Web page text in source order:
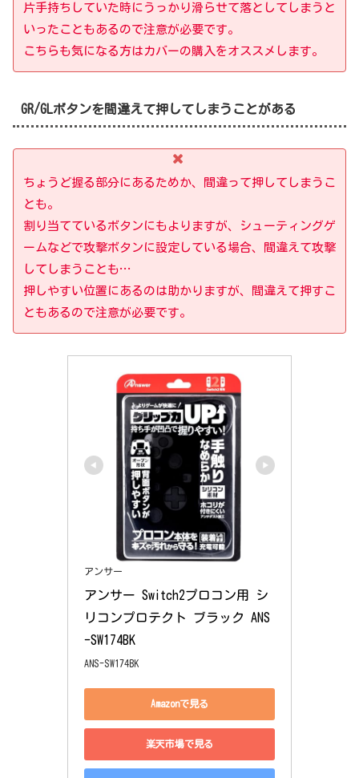
片手持ちしていた時にうっかり 滑らせて落としてしまうと
いったこともあるので注意が必要です。
こちらも気になる方はカバーの購入をオススメします。
GR/GLボタンを間違えて押してしまうことがある
ちょうど握る部分にあるためか、間違って押してしまうこ
とも。
割り当てているボタンにもよりますが、シューティングゲ
ームなどで攻撃ボタンに設定 している場合、間違えて攻撃
してしまうことも…
押しやすい位置にあるのは助かりますが、間違えて押すこ
ともあるので注意が必要です。
アンサー
アンサー Switch2プロコン用 シ
リコンプロテクト ブラック ANS
-SW174BK
ANS-SW174BK
Amazonで見る
楽天市場で見る